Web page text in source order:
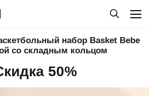
набор Basket Bebe
со складным кольцом
50%